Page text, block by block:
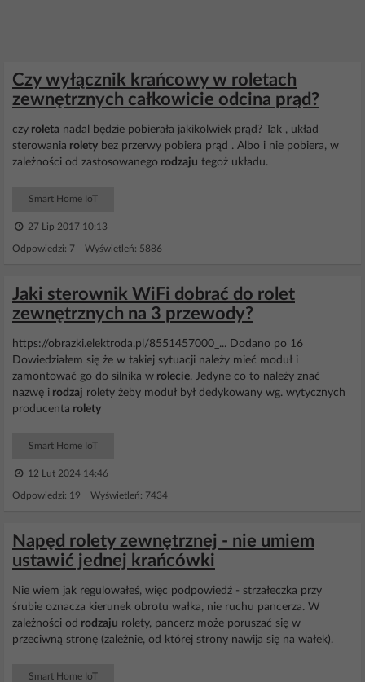
Czy wyłącznik krańcowy w roletach
zewnętrznych całkowicie odcina prąd?
czy roleta nadal będzie pobierała jakikolwiek prąd? Tak , układ
sterowania rolety bez przerwy pobiera prąd . Albo i nie pobiera, w
zależności od zastosowanego rodzaju tegoż układu.
Smart Home IoT
27 Lip 2017 10:13
Odpowiedzi: 7 Wyświetleń: 5886
Jaki sterownik WiFi dobrać do rolet
zewnętrznych na 3 przewody?
https://obrazki.elektroda.pl/8551457000_... Dodano po 16
Dowiedziałem się że w takiej sytuacji należy mieć moduł i
zamontować go do silnika w rolecie. Jedyne co to należy znać
nazwę i rodzaj rolety żeby moduł był dedykowany wg. wytycznych
producenta rolety
Smart Home IoT
12 Lut 2024 14:46
Odpowiedzi: 19 Wyświetleń: 7434
Napęd rolety zewnętrznej - nie umiem
ustawić jednej krańcówki
Nie wiem jak regulowałeś, więc podpowiedź - strzałeczka przy
śrubie oznacza kierunek obrotu wałka, nie ruchu pancerza. W
zależności od rodzaju rolety, pancerz może poruszać się w
przeciwną stronę (zależnie, od której strony nawija się na wałek).
Smart Home IoT